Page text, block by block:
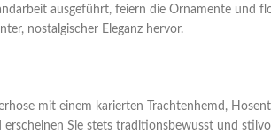
ausgeführt, feiern die Ornamente und
nostalgischer Eleganz hervor.
mit einem karierten Trachtenhemd,
Sie stets traditionsbewusst und